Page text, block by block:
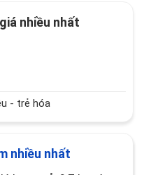
nhiều nhất
- trẻ hóa
nhiều nhất